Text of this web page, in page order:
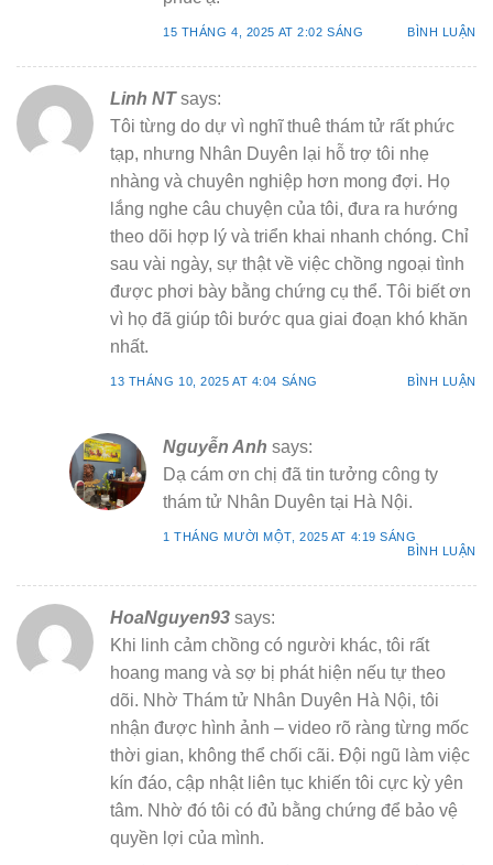
15 THÁNG 4, 2025 AT 2:02 SÁNG BÌNH LUẬN
Linh NT says:
Tôi từng do dự vì nghĩ thuê thám tử rất phức
tạp, nhưng Nhân Duyên lại hỗ trợ tôi nhẹ
nhàng và chuyên nghiệp hơn mong đợi. Họ
lắng nghe câu chuyện của tôi, đưa ra hướng
theo dõi hợp lý và triển khai nhanh chóng. Chỉ
sau vài ngày, sự thật về việc chồng ngoại tình
được phơi bày bằng chứng cụ thể. Tôi biết ơn
vì họ đã giúp tôi bước qua giai đoạn khó khăn
nhất.
13 THÁNG 10, 2025 AT 4:04 SÁNG BÌNH LUẬN
Nguyễn Anh says:
Dạ cám ơn chị đã tin tưởng công ty
thám tử Nhân Duyên tại Hà Nội.
1 THÁNG MƯỜI MỘT, 2025 AT 4:19 SÁNG
BÌNH LUẬN
HoaNguyen93 says:
Khi linh cảm chồng có người khác, tôi rất
hoang mang và sợ bị phát hiện nếu tự theo
dõi. Nhờ Thám tử Nhân Duyên Hà Nội, tôi
nhận được hình ảnh – video rõ ràng từng mốc
thời gian, không thể chối cãi. Đội ngũ làm việc
kín đáo, cập nhật liên tục khiến tôi cực kỳ yên
tâm. Nhờ đó tôi có đủ bằng chứng để bảo vệ
quyền lợi của mình.